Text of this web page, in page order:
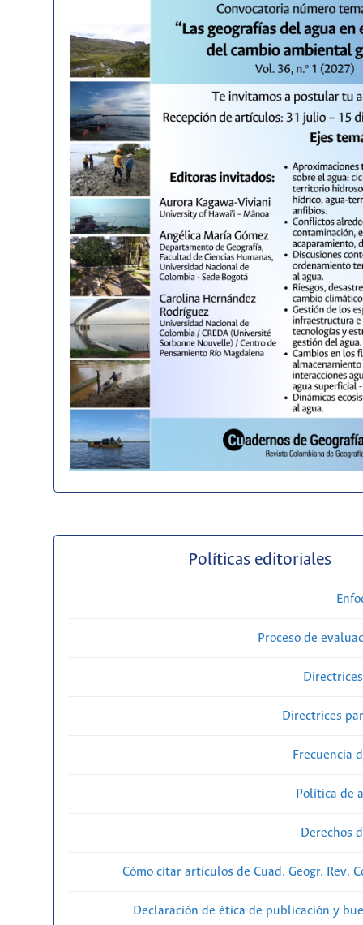
Políticas editoriales
Proceso de
Directrices
Frecuencia
Política de
Derechos
Cómo citar artículos de Cuad. Geogr. Rev.
Declaración de ética de publicación y